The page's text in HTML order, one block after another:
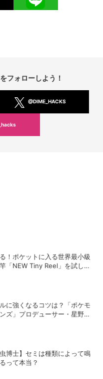
フォローしよう！
@DIME_HACKS
！ポケットに入る世界最小級
「NEW Tiny Reel」を試して
に強くなるコツは？「ポケモ
ズ」プロデューサー・星野正
虫博士】セミは種類によって鳴
って本当？